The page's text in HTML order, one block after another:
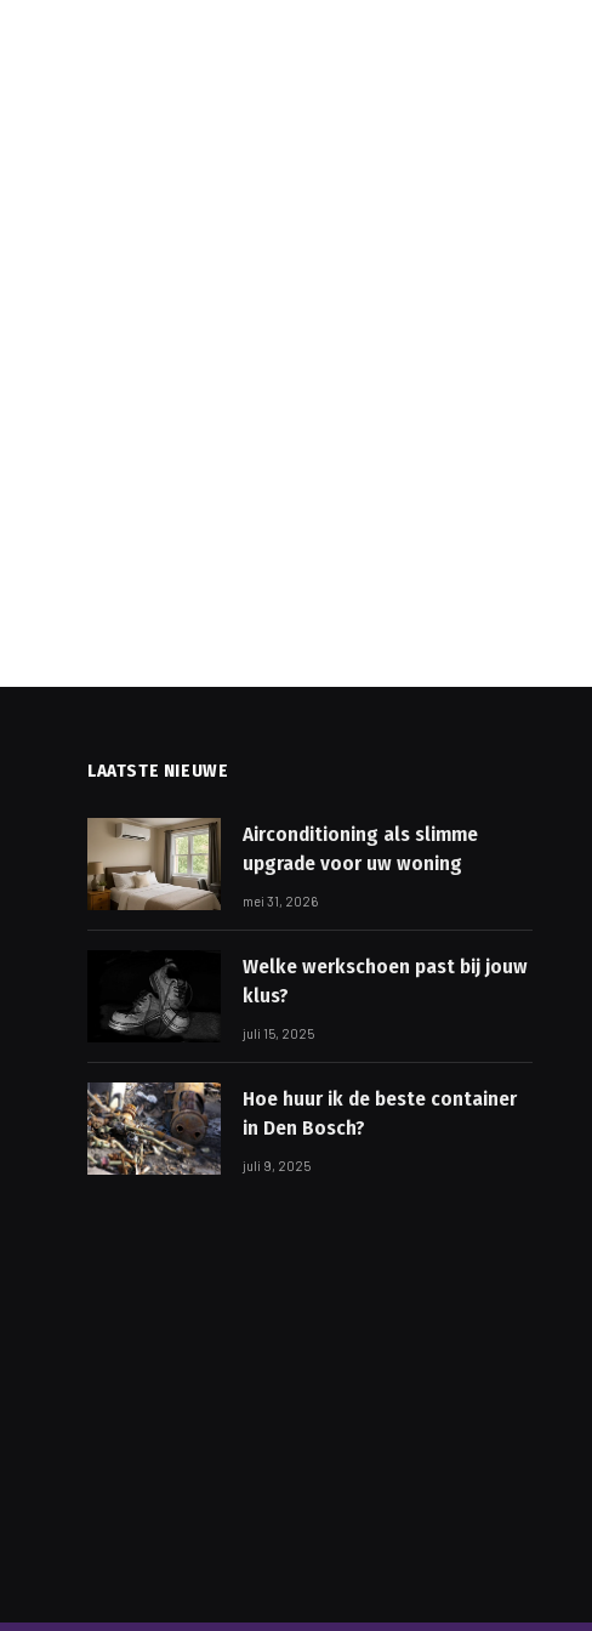
LAATSTE NIEUWE
Airconditioning als slimme
upgrade voor uw woning
mei 31, 2026
Welke werkschoen past bij jouw
klus?
juli 15, 2025
Hoe huur ik de beste container
in Den Bosch?
juli 9, 2025